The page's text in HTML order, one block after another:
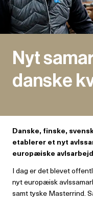
Nyt
danske
Danske, finske,
etablerer et nyt
europæiske
I dag er det blevet
nyt europæisk
samt tyske Masterrind.